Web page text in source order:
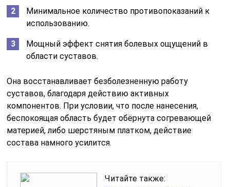
Минимальное количество противопоказаний к
использованию.
Мощный эффект снятия болевых ощущений в
области суставов.
Она восстанавливает безболезненную работу
суставов, благодаря действию активных
компонентов. При условии, что после нанесения,
беспокоящая область будет обёрнута согревающей
материей, либо шерстяным платком, действие
состава намного усилится.
Читайте также: